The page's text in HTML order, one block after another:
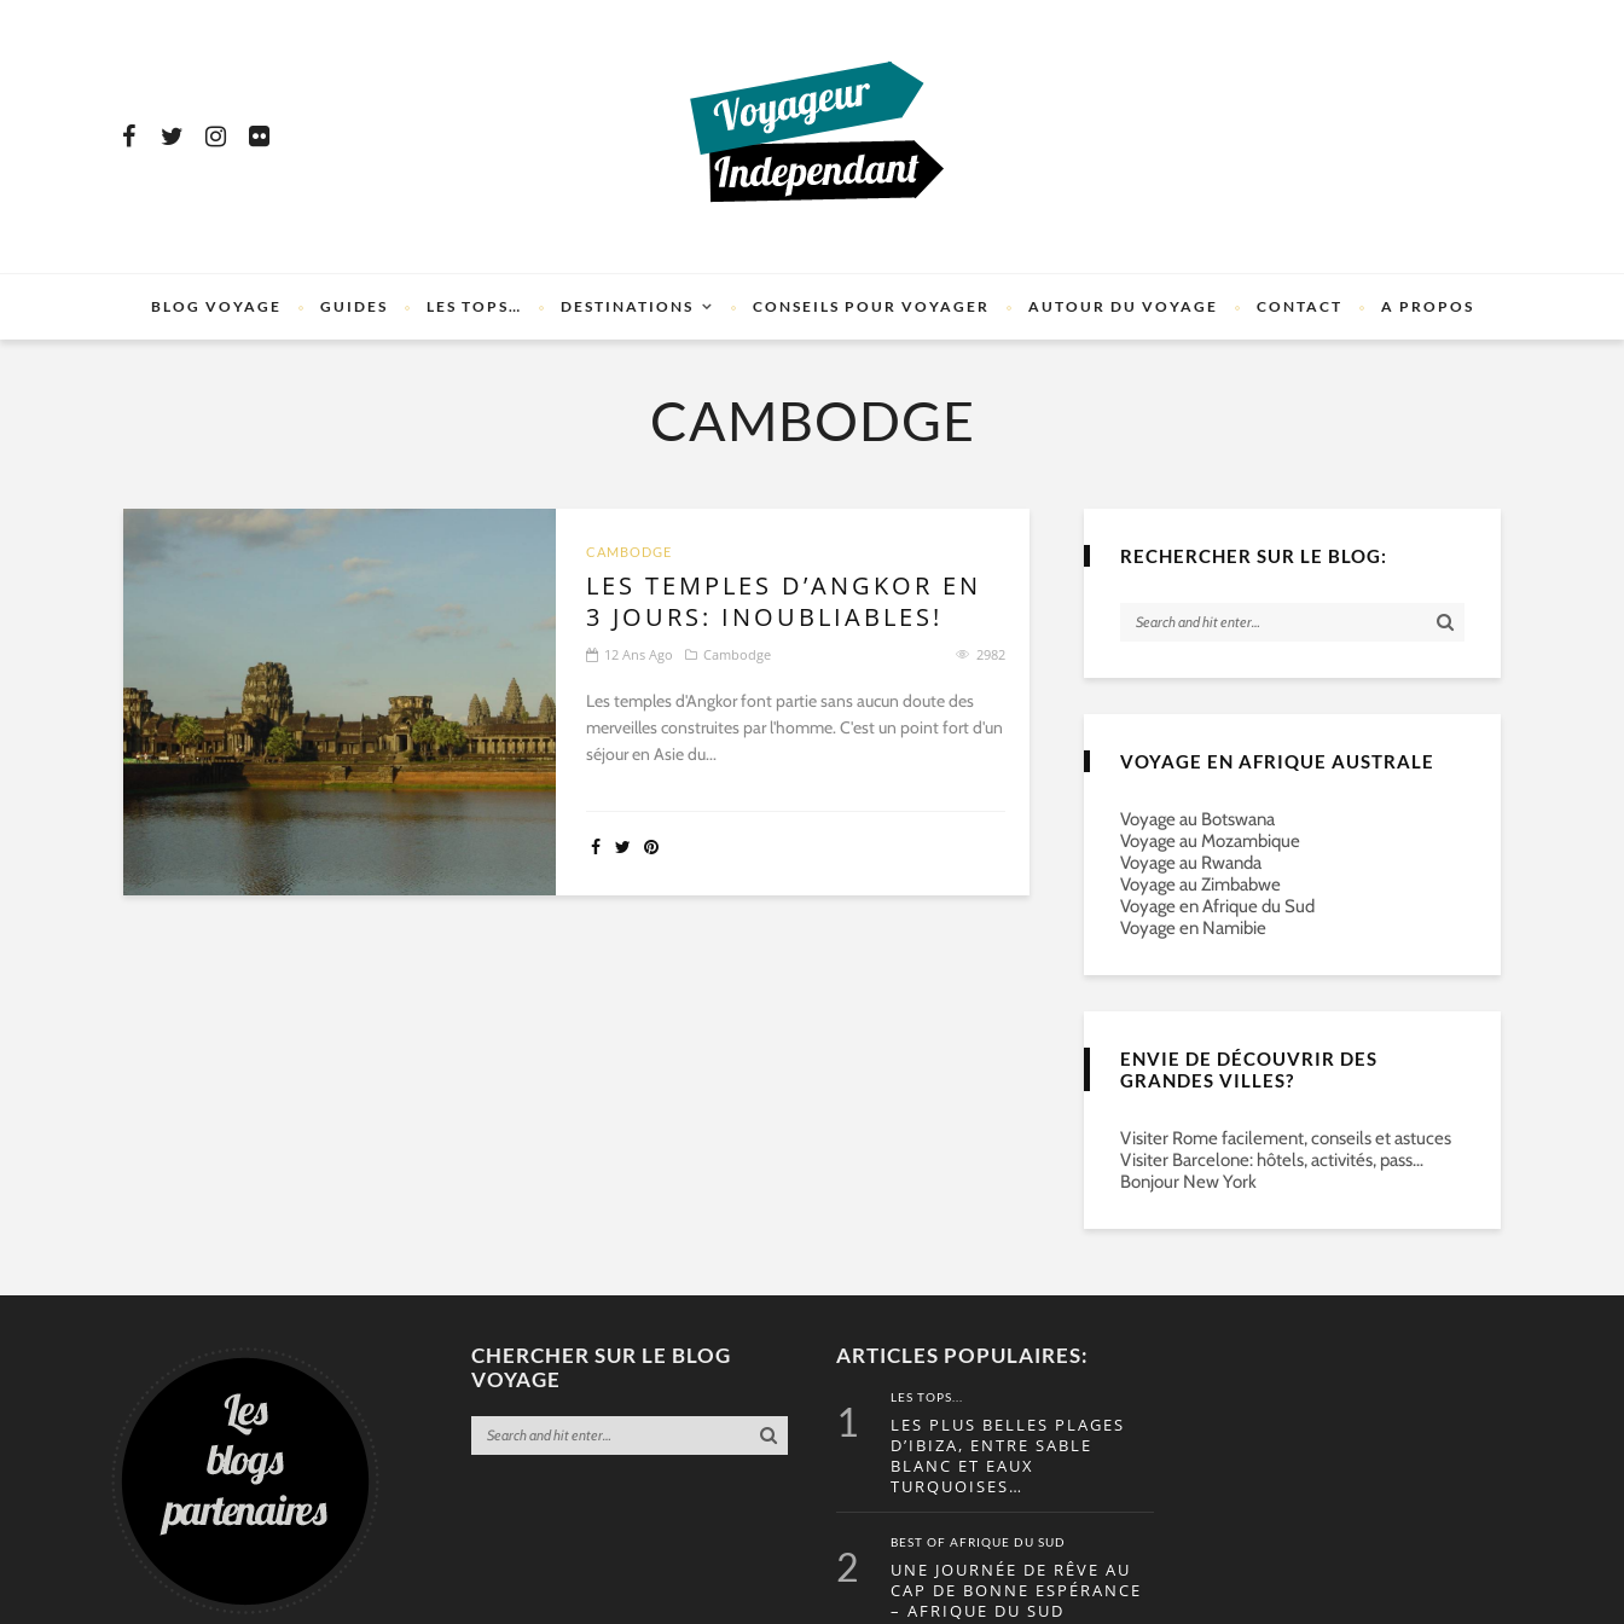
BLOG VOYAGE GUIDES LES TOPS… DESTINATIONS CONSEILS POUR VOYAGER AUTOUR DU VOYAGE CONTACT A PROPOS
CAMBODGE
CAMBODGE
LES TEMPLES D’ANGKOR EN
3 JOURS: INOUBLIABLES!
12 Ans Ago Cambodge 2982
Les temples d'Angkor font partie sans aucun doute des
merveilles construites par l'homme. C'est un point fort d'un
séjour en Asie du...
RECHERCHER SUR LE BLOG:
VOYAGE EN AFRIQUE AUSTRALE
Voyage au Botswana
Voyage au Mozambique
Voyage au Rwanda
Voyage au Zimbabwe
Voyage en Afrique du Sud
Voyage en Namibie
ENVIE DE DÉCOUVRIR DES
GRANDES VILLES?
Visiter Rome facilement, conseils et astuces
Visiter Barcelone: hôtels, activités, pass…
Bonjour New York
CHERCHER SUR LE BLOG
VOYAGE
ARTICLES POPULAIRES:
1
LES TOPS...
LES PLUS BELLES PLAGES
D’IBIZA, ENTRE SABLE
BLANC ET EAUX
TURQUOISES…
2
BEST OF AFRIQUE DU SUD
UNE JOURNÉE DE RÊVE AU
CAP DE BONNE ESPÉRANCE
– AFRIQUE DU SUD